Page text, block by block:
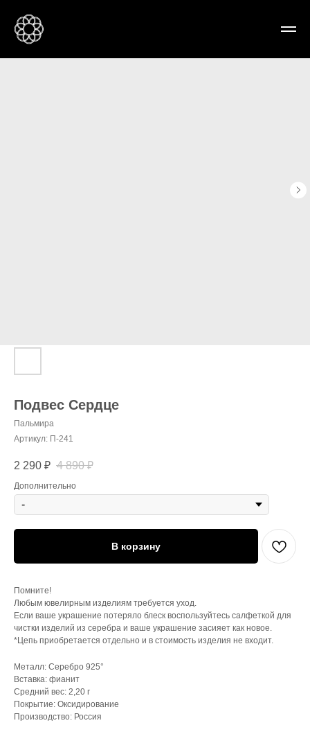
Подвес Сердце
Пальмира
Артикул: П-241
2 290 ₽ 4 890 ₽
Дополнительно
В корзину
Помните!
Любым ювелирным изделиям требуется уход.
Если ваше украшение потеряло блеск воспользуйтесь салфеткой для
чистки изделий из серебра и ваше украшение засияет как новое.
*Цепь приобретается отдельно и в стоимость изделия не входит.
Металл: Серебро 925°
Вставка: фианит
Средний вес: 2,20 г
Покрытие: Оксидирование
Производство: Россия